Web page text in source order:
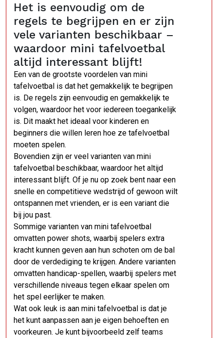
Het is eenvoudig om de
regels te begrijpen en er zijn
vele varianten beschikbaar –
waardoor mini tafelvoetbal
altijd interessant blijft!
Een van de grootste voordelen van mini
tafelvoetbal is dat het gemakkelijk te begrijpen
is. De regels zijn eenvoudig en gemakkelijk te
volgen, waardoor het voor iedereen toegankelijk
is. Dit maakt het ideaal voor kinderen en
beginners die willen leren hoe ze tafelvoetbal
moeten spelen.
Bovendien zijn er veel varianten van mini
tafelvoetbal beschikbaar, waardoor het altijd
interessant blijft. Of je nu op zoek bent naar een
snelle en competitieve wedstrijd of gewoon wilt
ontspannen met vrienden, er is een variant die
bij jou past.
Sommige varianten van mini tafelvoetbal
omvatten power shots, waarbij spelers extra
kracht kunnen geven aan hun schoten om de bal
door de verdediging te krijgen. Andere varianten
omvatten handicap-spellen, waarbij spelers met
verschillende niveaus tegen elkaar spelen om
het spel eerlijker te maken.
Wat ook leuk is aan mini tafelvoetbal is dat je
het kunt aanpassen aan je eigen behoeften en
voorkeuren. Je kunt bijvoorbeeld zelf teams